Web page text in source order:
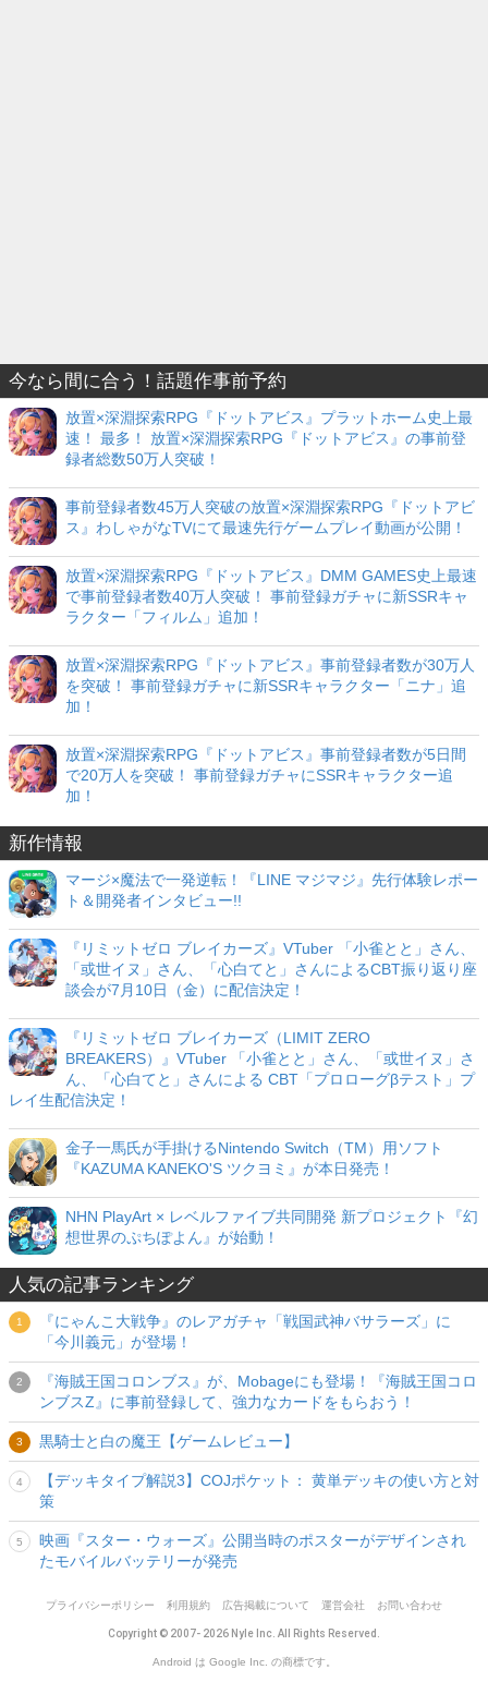
今なら間に合う！話題作事前予約
放置×深淵探索RPG『ドットアビス』プラットホーム史上最
速！ 最多！ 放置×深淵探索RPG『ドットアビス』の事前登
録者総数50万人突破！
事前登録者数45万人突破の放置×深淵探索RPG『ドットアビ
ス』わしゃがなTVにて最速先行ゲームプレイ動画が公開！
放置×深淵探索RPG『ドットアビス』DMM GAMES史上最速
で事前登録者数40万人突破！ 事前登録ガチャに新SSRキャ
ラクター「フィルム」追加！
放置×深淵探索RPG『ドットアビス』事前登録者数が30万人
を突破！ 事前登録ガチャに新SSRキャラクター「ニナ」追
加！
放置×深淵探索RPG『ドットアビス』事前登録者数が5日間
で20万人を突破！ 事前登録ガチャにSSRキャラクター追
加！
新作情報
マージ×魔法で一発逆転！『LINE マジマジ』先行体験レポー
ト＆開発者インタビュー!!
『リミットゼロ ブレイカーズ』VTuber 「小雀とと」さん、
「或世イヌ」さん、「心白てと」さんによるCBT振り返り座
談会が7月10日（金）に配信決定！
『リミットゼロ ブレイカーズ（LIMIT ZERO
BREAKERS）』VTuber 「小雀とと」さん、「或世イヌ」さ
ん、「心白てと」さんによる CBT「プロローグβテスト」プ
レイ生配信決定！
金子一馬氏が手掛けるNintendo Switch（TM）用ソフト
『KAZUMA KANEKO'S ツクヨミ』が本日発売！
NHN PlayArt × レベルファイブ共同開発 新プロジェクト『幻
想世界のぷちぽよん』が始動！
人気の記事ランキング
『にゃんこ大戦争』のレアガチャ「戦国武神バサラーズ」に
「今川義元」が登場！
『海賊王国コロンブス』が、Mobageにも登場！『海賊王国コロ
ンブスZ』に事前登録して、強力なカードをもらおう！
黒騎士と白の魔王【ゲームレビュー】
【デッキタイプ解説3】COJポケット： 黄単デッキの使い方と対
策
映画『スター・ウォーズ』公開当時のポスターがデザインされ
たモバイルバッテリーが発売
プライバシーポリシー 利用規約 広告掲載について 運営会社 お問い合わせ
Copyright © 2007- 2026 Nyle Inc. All Rights Reserved.
Android は Google Inc. の商標です。